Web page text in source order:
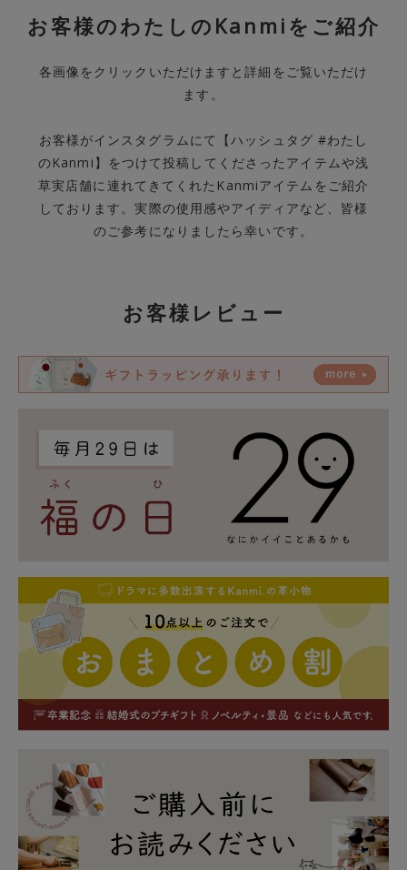
お客様のわたしのKanmiをご紹介
各画像をクリックいただけますと詳細をご覧いただけ
ます。
お客様がインスタグラムにて【ハッシュタグ #わたし
のKanmi】をつけて投稿してくださったアイテムや浅
草実店舗に連れてきてくれたKanmiアイテムをご紹介
しております。実際の使用感やアイディアなど、皆様
のご参考になりましたら幸いです。
お客様レビュー